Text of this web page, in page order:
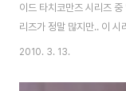
이드 타치코만즈 시리즈
리즈가 정말 많지만.. 이 시
크긴 하지만.. -ㅅ-;; * 타치
2010. 3. 13.